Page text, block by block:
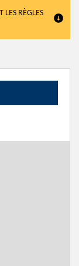
LES RÈGLES